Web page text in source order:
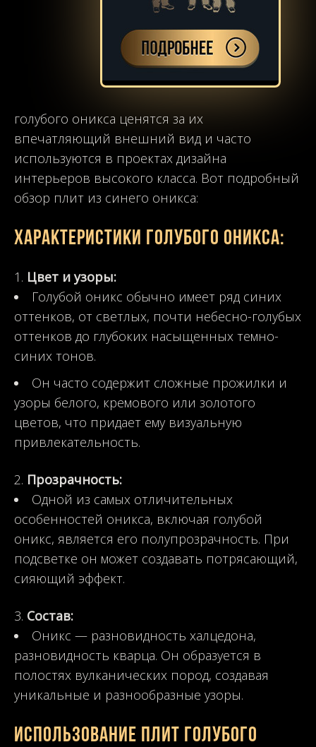
голубого оникса ценятся за их
впечатляющий внешний вид и часто
используются в проектах дизайна
интерьеров высокого класса. Вот подробный
обзор плит из синего оникса:
Характеристики голубого оникса:
Цвет и узоры:
Голубой оникс обычно имеет ряд синих
оттенков, от светлых, почти небесно-голубых
оттенков до глубоких насыщенных темно-
синих тонов.
Он часто содержит сложные прожилки и
узоры белого, кремового или золотого
цветов, что придает ему визуальную
привлекательность.
Прозрачность:
Одной из самых отличительных
особенностей оникса, включая голубой
оникс, является его полупрозрачность. При
подсветке он может создавать потрясающий,
сияющий эффект.
Состав:
Оникс — разновидность халцедона,
разновидность кварца. Он образуется в
полостях вулканических пород, создавая
уникальные и разнообразные узоры.
Использование плит голубого